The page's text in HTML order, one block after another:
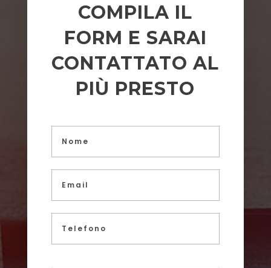
COMPILA IL
FORM E SARAI
CONTATTATO AL
PIÙ PRESTO